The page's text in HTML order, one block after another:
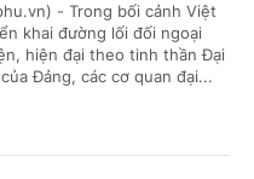
- Trong bối cảnh Việt
khai đường lối đối ngoại
hiện đại theo tinh thần Đại
Đảng, các cơ quan đại...